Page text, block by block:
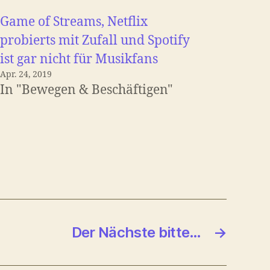
Game of Streams, Netflix
probierts mit Zufall und Spotify
ist gar nicht für Musikfans
Apr. 24, 2019
In "Bewegen & Beschäftigen"
→
Der Nächste bitte…